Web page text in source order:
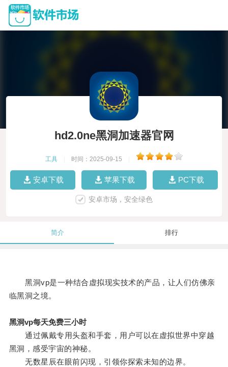
hd2.0ne黑洞加速器官网
工具 时间：2025-09-15
安卓下载 苹果下载 PC下载
安卓市场，安全绿色
简介 排行
黑洞vp是一种结合虚拟现实技术的产品，让人们仿佛亲
临黑洞之境。
黑洞vp每天免费三小时
通过佩戴专用头盔和手套，用户可以在虚拟世界中穿越
黑洞，感受宇宙的神秘。
无数星辰在眼前闪现，引领你探索未知的边界。